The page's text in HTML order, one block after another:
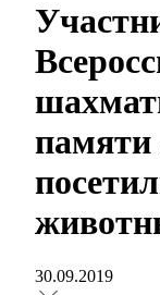
памяти
30.09.2019